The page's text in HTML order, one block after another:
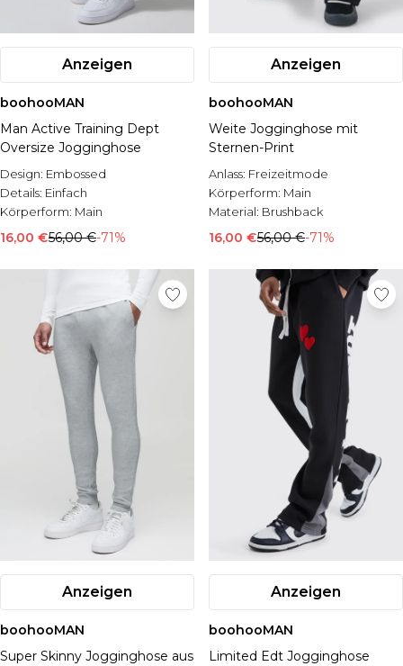
Anzeigen
boohooMAN
Man Active Training Dept
Oversize Jogginghose
Design: Embossed
Details: Einfach
Körperform: Main
16,00 €56,00 €-71%
Anzeigen
boohooMAN
Weite Jogginghose mit
Sternen-Print
Anlass: Freizeitmode
Körperform: Main
Material: Brushback
16,00 €56,00 €-71%
Anzeigen
boohooMAN
Super Skinny Jogginghose aus
Anzeigen
boohooMAN
Limited Edt Jogginghose